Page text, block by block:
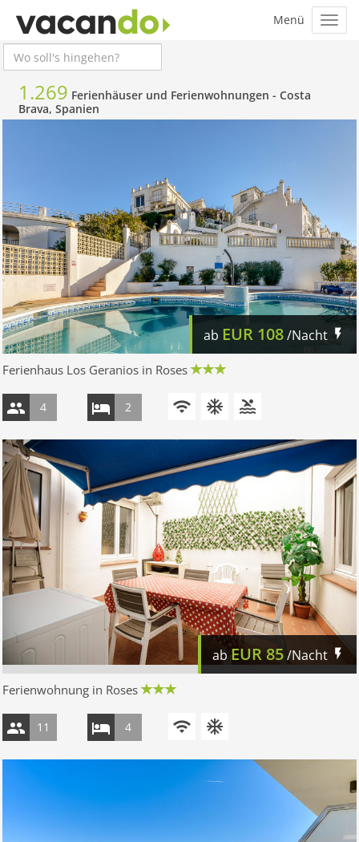
1.269 Ferienhäuser und Ferienwohnungen - Costa
Brava, Spanien
ab EUR 108/Nacht
Ferienhaus Los Geranios in Roses
4 2
abEUR 85/Nacht
Ferienwohnung in Roses
11 4